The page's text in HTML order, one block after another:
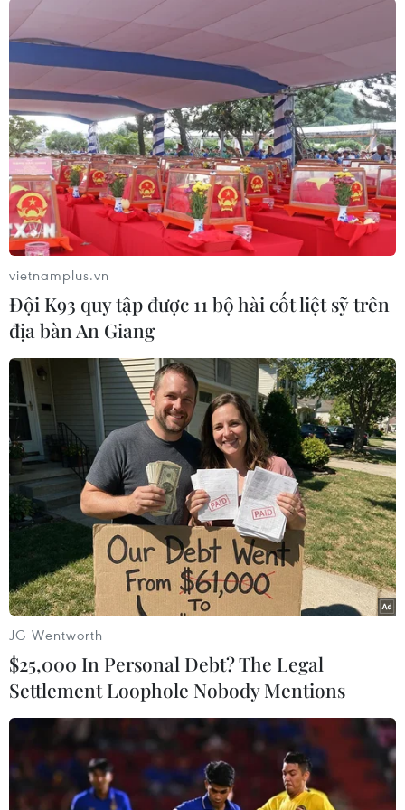
TIN LIÊN QUAN
Một trong những con voi ngà dài cuối
cùng của châu Phi qua đời
06/02/2020 07:16
Big Tim, một trong những con voi ngà dài cuối cùng của
châu Phi, đã qua đời tại công viên quốc gia Amboseli ở
Kenya và đã được đưa xác về thủ đô Nairobi để trưng
bày trong bảo tàng.
vietnamplus.vn
Đội K93 quy tập được 11 bộ hài cốt liệt sỹ trên
địa bàn An Giang
JG Wentworth
$25,000 In Personal Debt? The Legal
Settlement Loophole Nobody Mentions